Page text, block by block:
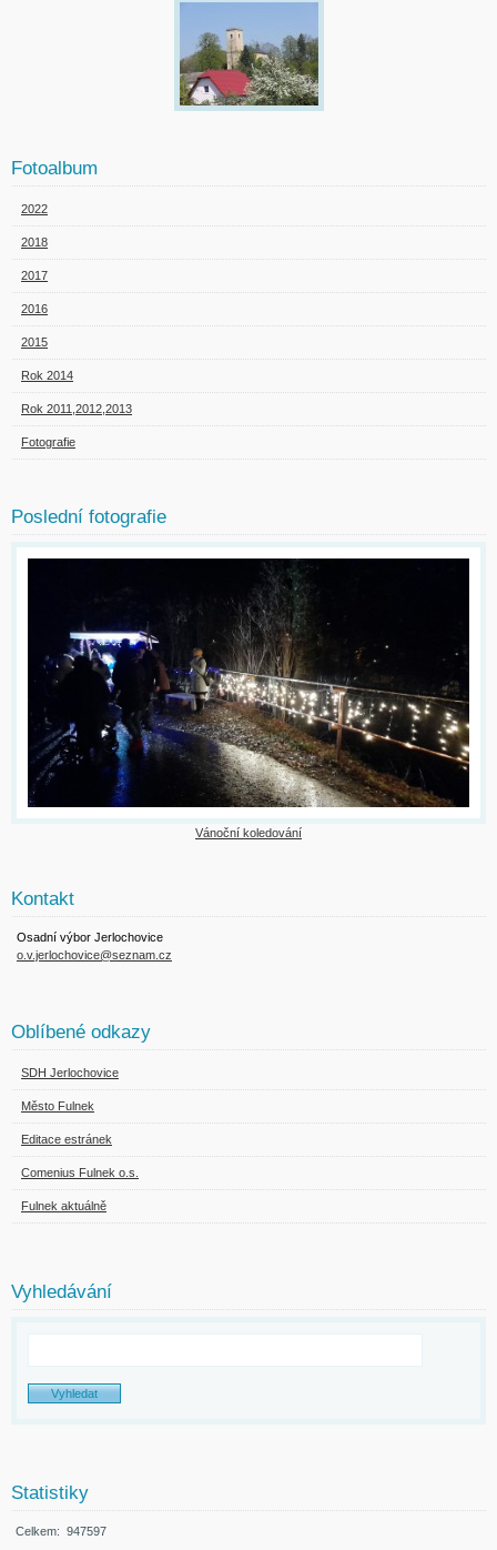
Fotoalbum
2022
2018
2017
2016
2015
Rok 2014
Rok 2011,2012,2013
Fotografie
Poslední fotografie
Vánoční koledování
Kontakt
Osadní výbor Jerlochovice
o.v.jerlochovice@seznam.cz
Oblíbené odkazy
SDH Jerlochovice
Město Fulnek
Editace estránek
Comenius Fulnek o.s.
Fulnek aktuálně
Vyhledávání
Statistiky
Celkem: 947597